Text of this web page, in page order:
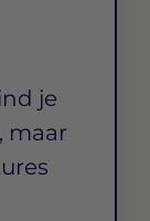
je
maar